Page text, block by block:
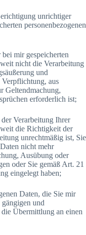
unrichtiger
personenbezogenen
mir gespeicherten
nicht die Verarbeitung
und
aus
Geltendmachung,
erforderlich ist;
Verarbeitung Ihrer
die Richtigkeit der
unrechtmäßig ist, Sie
nicht mehr
Ausübung oder
oder Sie gemäß Art. 21
eingelegt haben;
Daten, die Sie mir
und
Übermittlung an einen